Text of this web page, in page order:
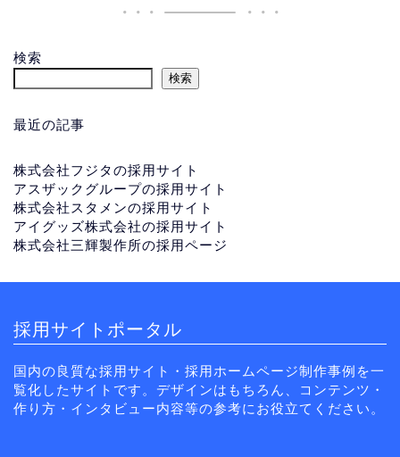
検索
検索
最近の記事
株式会社フジタの採用サイト
アスザックグループの採用サイト
株式会社スタメンの採用サイト
アイグッズ株式会社の採用サイト
株式会社三輝製作所の採用ページ
採用サイトポータル
国内の良質な採用サイト・採用ホームページ制作事例を一
覧化したサイトです。デザインはもちろん、コンテンツ・
作り方・インタビュー内容等の参考にお役立てください。